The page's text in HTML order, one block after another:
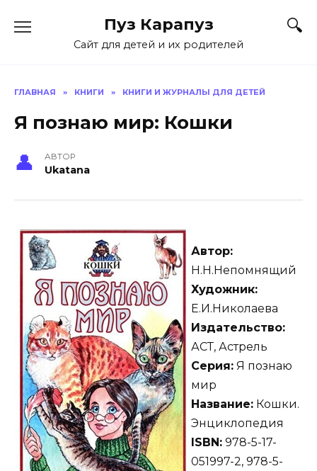
Пуз Карапуз
Сайт для детей и их родителей
ГЛАВНАЯ » КНИГИ » КНИГИ И ЖУРНАЛЫ ДЛЯ ДЕТЕЙ
Я познаю мир: Кошки
АВТОР
Ukatana
Автор:
Н.Н.Непомнящий
Художник:
Е.И.Николаева
Издательство:
АСТ, Астрель
Серия: Я познаю
мир
Название: Кошки.
Энциклопедия
ISBN: 978-5-17-
051997-2, 978-5-